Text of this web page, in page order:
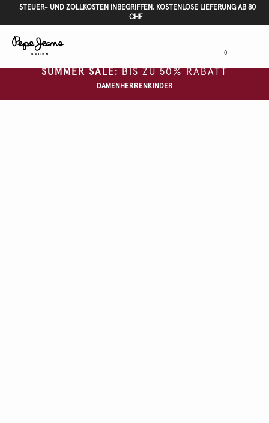
STEUER- UND ZOLLKOSTEN INBEGRIFFEN. KOSTENLOSE LIEFERUNG AB 80
CHF
0
Menu
SUMMER SALE:BIS ZU 50% RABATT
DAMEN HERREN KINDER